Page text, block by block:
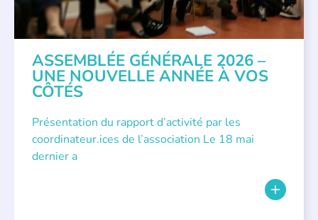
ASSEMBLÉE GÉNÉRALE 2026 –
UNE NOUVELLE ANNÉE À VOS
CÔTÉS
Présentation du rapport d’activité par les
coordinateur.ices de l’association Le 18 mai
dernier a